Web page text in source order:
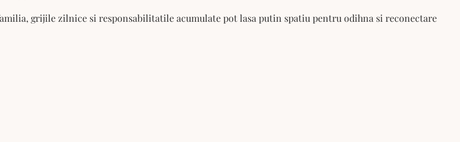
grijile zilnice si responsabilitatile acumulate pot lasa putin spatiu pentru odihna si reconectare